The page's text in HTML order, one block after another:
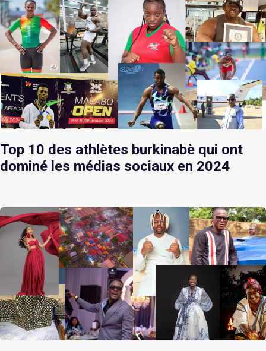
Top 10 des athlètes burkinabè qui ont
dominé les médias sociaux en 2024